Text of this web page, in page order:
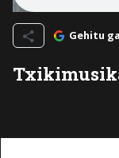
Gehitu